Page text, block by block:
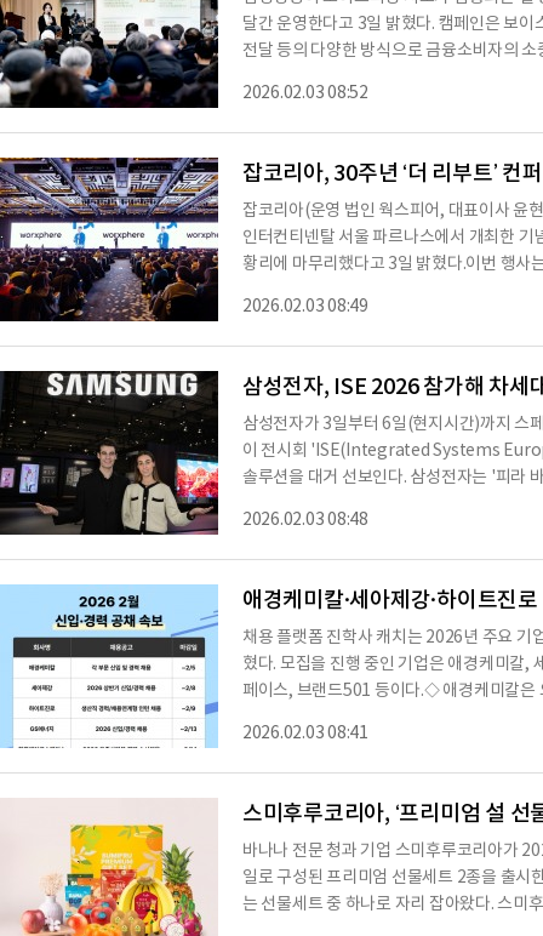
달간 운영한다고 3일 밝혔다. 캠페인은 보이스피싱 예방 문자 발송, 지역사회 교육, 예방물품
전달 등의 다양한 방식으로 금융소비자의 소중한
전달)의 뜻을 담고 있다. 문자 안내부터 교
예방 수단을 동원해 보이스피싱 위험 징후
2026.02.03 08:52
잡코리아, 30주년 ‘더 리부트’ 컨
잡코리아(운영 법인 웍스피어, 대표이사 윤
인터컨티넨탈 서울 파르나스에서 개최한
황리에 마무리했다고 3일 밝혔다.이번 행사
으며, 기업 최고경영자(CEO)를 비롯한 인
해 뜨거운 열기 속에 펼쳐졌다.윤현준 잡코
정’에서
2026.02.03 08:49
삼성전자, ISE 2026 참가해 차세
삼성전자가 3일부터 6일(현지시간)까지 스
이 전시회 'ISE(Integrated Systems
솔루션을 대거 선보인다. 삼성전자는 '피라 바르셀로나(Fira Barcelona)' 전시장에 1728㎡
플레이 '스페이셜 사이니지(Spatial Signage)'를 전 세계
층 업그레이드된 디지털 사이니지 운영
2026.02.03 08:48
애경케미칼·세아제강·하이트진
채용 플랫폼 진학사 캐치는 2026년 주요 기
혔다. 모집을 진행 중인 기업은 애경케미칼,
페이스, 브랜드501 등이다.◇ 애경케미칼은
에 결격 사유가 없고 남성의 경우 병역필 또
공고를 통해 확인할 수 있으며, 채용 절차
채용검진 △입사 순으로 진행된다.◇ 세아
2026.02.03 08:41
스미후루코리아, ‘프리미엄 설 선
바나나 전문 청과 기업 스미후루코리아가 2026년 병오년(丙午年) 설날을 맞아 다채로운 과
일로 구성된 프리미엄 선물세트 2종을 출시
는 선물세트 중 하나로 자리 잡아왔다. 스